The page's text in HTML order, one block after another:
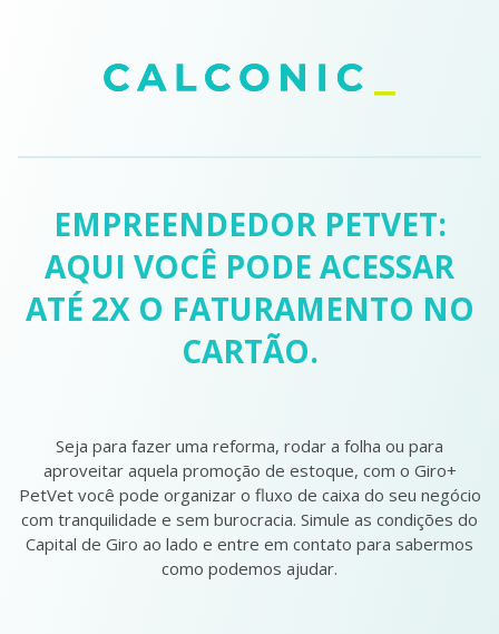
EMPREENDEDOR PETVET:
AQUI VOCÊ PODE ACESSAR
ATÉ 2X O FATURAMENTO NO
CARTÃO.
Seja para fazer uma reforma, rodar a folha ou para
aproveitar aquela promoção de estoque, com o Giro+
PetVet você pode organizar o fluxo de caixa do seu negócio
com tranquilidade e sem burocracia. Simule as condições do
Capital de Giro ao lado e entre em contato para sabermos
como podemos ajudar.